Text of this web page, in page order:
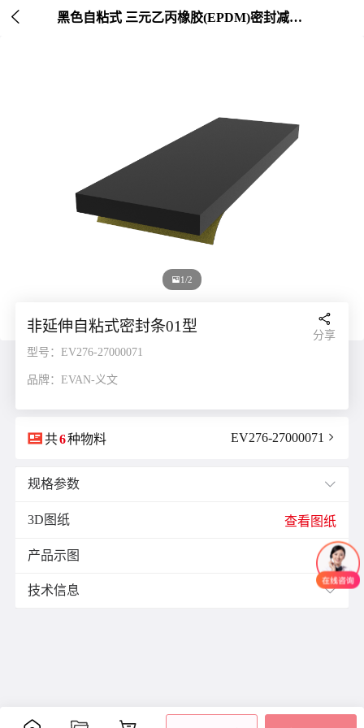
 黑色自粘式 三元乙丙橡胶(EPDM)密封减震条
1/2
非延伸自粘式密封条01型
型号：EV276-27000071
品牌：EVAN-义文

分享
共6种物料 EV276-27000071 
规格参数 
H(高度)mm：
安装方式：
颜色：黑色
3D图纸 查看图纸
产品示图 
技术信息 